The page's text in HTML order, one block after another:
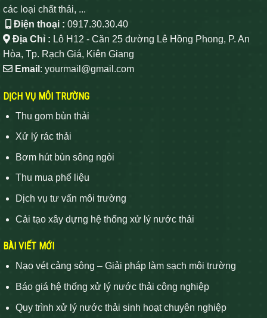
các loại chất thải, ...
Điện thoại : 0917.30.30.40
Địa Chỉ : Lô H12 - Căn 25 đường Lê Hồng Phong, P. An
Hòa, Tp. Rạch Giá, Kiên Giang
Email : yourmail@gmail.com
DỊCH VỤ MÔI TRƯỜNG
Thu gom bùn thải
Xử lý rác thải
Bơm hút bùn sông ngòi
Thu mua phế liệu
Dịch vụ tư vấn môi trường
Cải tạo xây dựng hệ thống xử lý nước thải
BÀI VIẾT MỚI
Nạo vét cảng sông – Giải pháp làm sạch môi trường
Báo giá hệ thống xử lý nước thải công nghiệp
Quy trình xử lý nước thải sinh hoạt chuyên nghiệp